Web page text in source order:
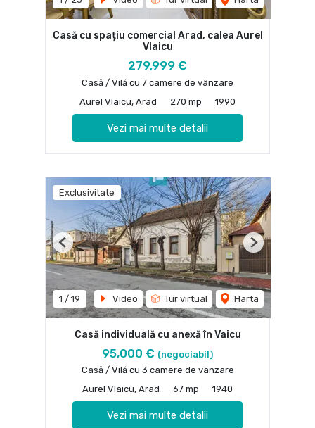
Casă cu spațiu comercial Arad, calea Aurel
Vlaicu
279,999 €
Casă / Vilă cu 7 camere de vânzare
Aurel Vlaicu, Arad
270 mp 1990
Vezi mai multe detalii
Exclusivitate
1 / 19 Video Tur virtual Harta
Previous Next
Casă individuală cu anexă în Vaicu
95,000 € (negociabil)
Casă / Vilă cu 3 camere de vânzare
Aurel Vlaicu, Arad
67 mp 1940
Vezi mai multe detalii